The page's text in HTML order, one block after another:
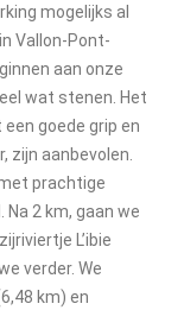
mogelijks al
Vallon-Pont-
aan onze
wat stenen. Het
goede grip en
zijn aanbevolen.
prachtige
2 km, gaan we
L’ibie
verder. We
km) en